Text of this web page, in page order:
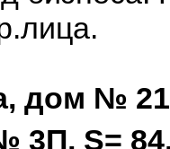
дом №
3П, S=